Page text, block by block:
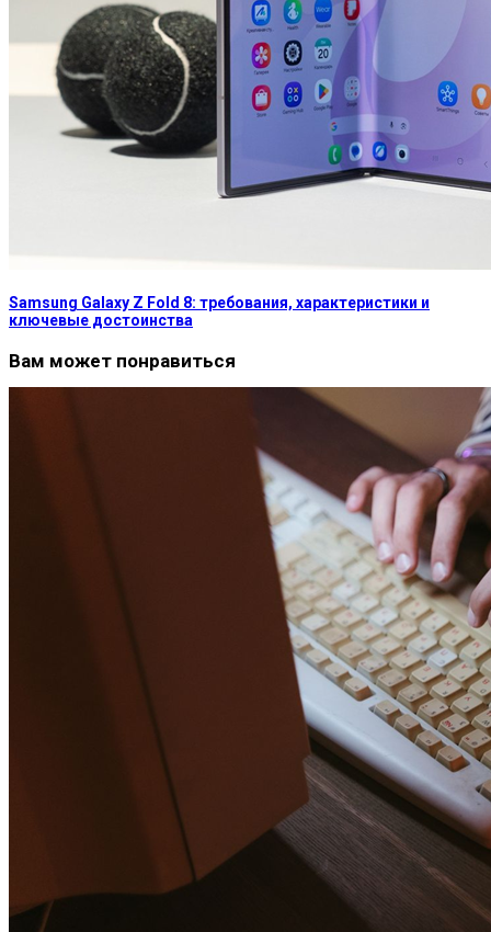
Samsung Galaxy Z Fold 8: требования, характеристики и
ключевые достоинства
Вам может понравиться